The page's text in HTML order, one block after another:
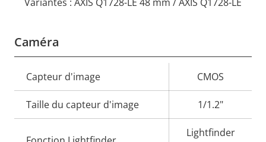
Caméra
Description
de la
propriété
la
propriété
Capteur d'image CMOS
Taille du capteur d'image 1/1.2"
Lightfinder